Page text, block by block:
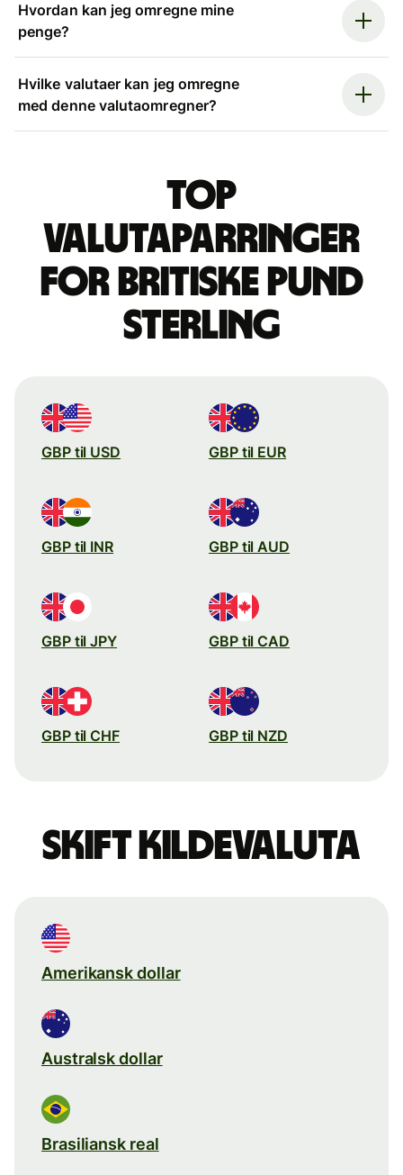
Hvordan kan jeg omregne mine
penge?
Hvilke valutaer kan jeg omregne
med denne valutaomregner?
Top
valutaparringer
for britiske pund
sterling
GBP til USD GBP til EUR
GBP til INR GBP til AUD
GBP til JPY GBP til CAD
GBP til CHF GBP til NZD
Skift kildevaluta
Amerikansk dollar
Australsk dollar
Brasiliansk real